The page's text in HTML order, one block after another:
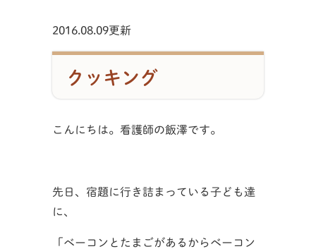
2016.08.09更新
クッキング
こんにちは。看護師の飯澤です。
先日、宿題に行き詰まっている子ども達
に、
「ベーコンとたまごがあるからベーコン